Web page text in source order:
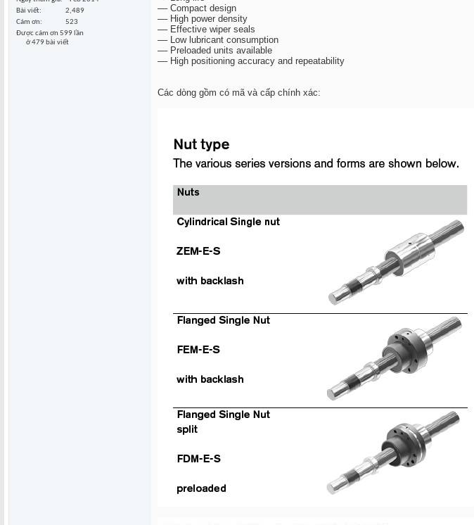
Bài viết
2,489
Cám ơn
523
Được cám ơn 599 lần
ở 479 bài viết
–– Compact design
–– High power density
–– Effective wiper seals
–– Low lubricant consumption
–– Preloaded units available
–– High positioning accuracy and repeatability
Các dòng gồm có mã và cấp chính xác: